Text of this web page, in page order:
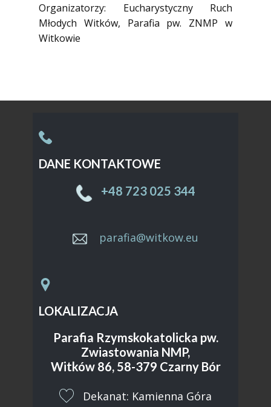
Organizatorzy: Eucharystyczny Ruch
Młodych Witków, Parafia pw. ZNMP w
Witkowie
Sample text. Click to select the text box. Click
again or double click to start editing the text.
DANE KONTAKTOWE
+48 ​723 025 344
parafia@witkow.eu
LOKALIZACJA
Parafia Rzymskokatolicka pw.
Zwiastowania NMP,
Witków 86, 58-379 Czarny Bór
​Dekanat: Kamienna Góra